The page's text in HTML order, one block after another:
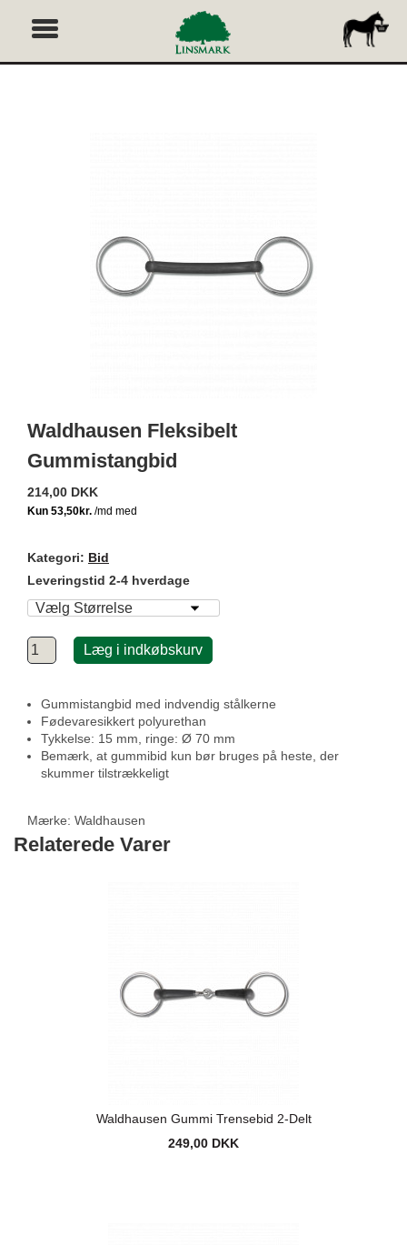
Waldhausen Fleksibelt
Gummistangbid
214,00 DKK
Kategori: Bid
Leveringstid 2-4 hverdage
Læg i indkøbskurv
Gummistangbid med indvendig stålkerne
Fødevaresikkert polyurethan
Tykkelse: 15 mm, ringe: Ø 70 mm
Bemærk, at gummibid kun bør bruges på heste, der
skummer tilstrækkeligt
Mærke: Waldhausen
Relaterede Varer
Waldhausen Gummi Trensebid 2-Delt
249,00 DKK